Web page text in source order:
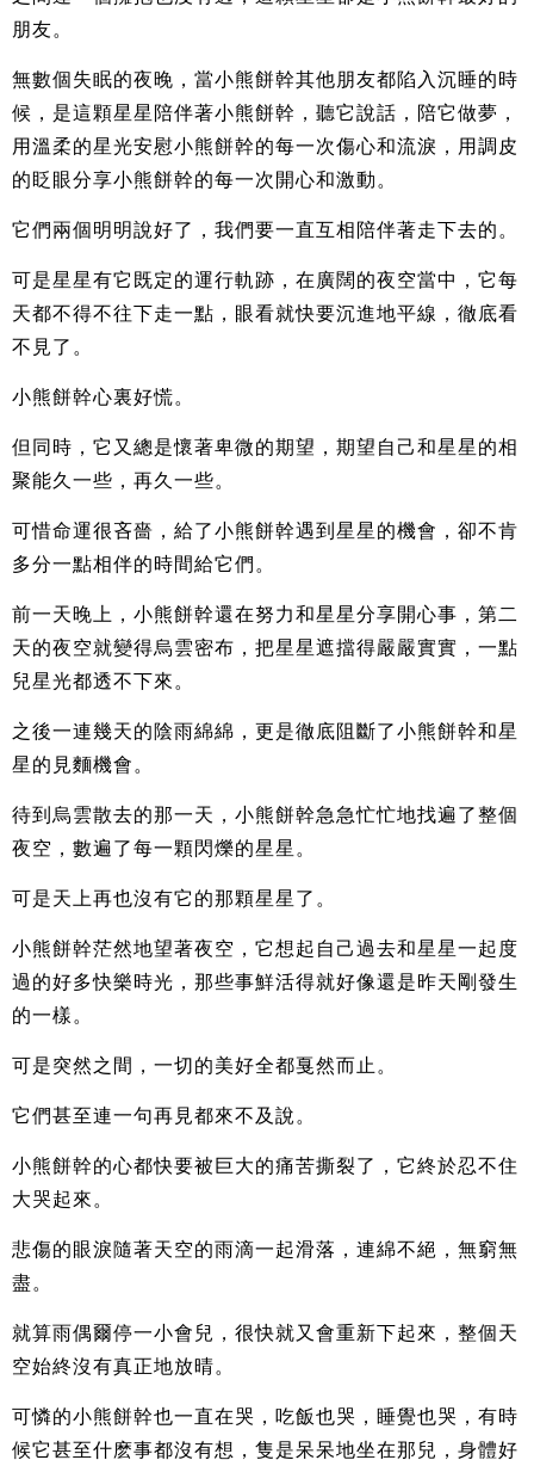
朋友。
無數個失眠的夜晚，當小熊餅幹其他朋友都陷入沉睡的時
候，是這顆星星陪伴著小熊餅幹，聽它說話，陪它做夢，
用溫柔的星光安慰小熊餅幹的每一次傷心和流淚，用調皮
的眨眼分享小熊餅幹的每一次開心和激動。
它們兩個明明說好了，我們要一直互相陪伴著走下去的。
可是星星有它既定的運行軌跡，在廣闊的夜空當中，它每
天都不得不往下走一點，眼看就快要沉進地平線，徹底看
不見了。
小熊餅幹心裏好慌。
但同時，它又總是懷著卑微的期望，期望自己和星星的相
聚能久一些，再久一些。
可惜命運很吝嗇，給了小熊餅幹遇到星星的機會，卻不肯
多分一點相伴的時間給它們。
前一天晚上，小熊餅幹還在努力和星星分享開心事，第二
天的夜空就變得烏雲密布，把星星遮擋得嚴嚴實實，一點
兒星光都透不下來。
之後一連幾天的陰雨綿綿，更是徹底阻斷了小熊餅幹和星
星的見麵機會。
待到烏雲散去的那一天，小熊餅幹急急忙忙地找遍了整個
夜空，數遍了每一顆閃爍的星星。
可是天上再也沒有它的那顆星星了。
小熊餅幹茫然地望著夜空，它想起自己過去和星星一起度
過的好多快樂時光，那些事鮮活得就好像還是昨天剛發生
的一樣。
可是突然之間，一切的美好全都戛然而止。
它們甚至連一句再見都來不及說。
小熊餅幹的心都快要被巨大的痛苦撕裂了，它終於忍不住
大哭起來。
悲傷的眼淚隨著天空的雨滴一起滑落，連綿不絕，無窮無
盡。
就算雨偶爾停一小會兒，很快就又會重新下起來，整個天
空始終沒有真正地放晴。
可憐的小熊餅幹也一直在哭，吃飯也哭，睡覺也哭，有時
候它甚至什麽事都沒有想，隻是呆呆地坐在那兒，身體好